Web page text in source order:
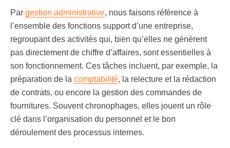
Par gestion administrative, nous faisons référence à
l’ensemble des fonctions support d’une entreprise,
regroupant des activités qui, bien qu’elles ne génèrent
pas directement de chiffre d’affaires, sont essentielles à
son fonctionnement. Ces tâches incluent, par exemple, la
préparation de la comptabilité, la relecture et la rédaction
de contrats, ou encore la gestion des commandes de
fournitures. Souvent chronophages, elles jouent un rôle
clé dans l’organisation du personnel et le bon
déroulement des processus internes.